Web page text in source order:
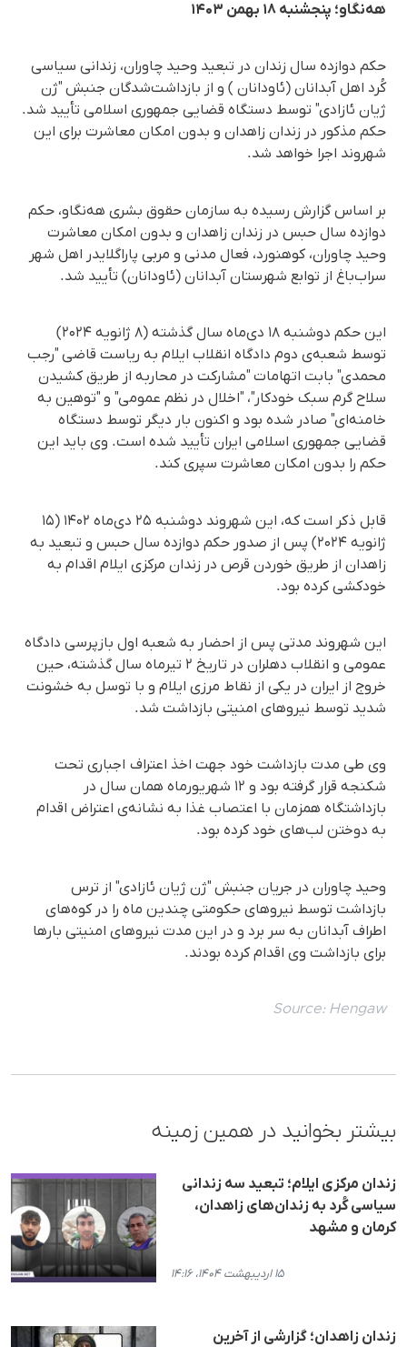
هەنگاو؛ پنجشنبه ۱٨ بهمن ۱۴۰۳
حکم دوازده سال زندان در تبعید وحید چاوران، زندانی سیاسی
کُرد اهل آبدانان (ئاودانان ) و از بازداشت‌شدگان جنبش "ژن
ژیان ئازادی" توسط دستگاه قضایی جمهوری اسلامی تأیید شد.
حکم مذکور در زندان زاهدان و بدون امکان معاشرت برای این
شهروند اجرا خواهد شد.
بر اساس گزارش رسیده به سازمان حقوق بشری هه‌نگاو، حکم
دوازده سال حبس در زندان زاهدان و بدون امکان معاشرت
وحید چاوران، کوهنورد، فعال مدنی و مربی پاراگلایدر اهل شهر
سراب‌باغ از توابع شهرستان آبدانان (ئاودانان) تأیید شد.
این حکم دوشنبه ۱۸ دی‌ماه سال گذشته (۸ ژانویه ۲۰۲۴)
توسط شعبه‌ی دوم دادگاه انقلاب ایلام به ریاست قاضی "رجب
محمدی" بابت اتهامات "مشارکت در محاربه از طریق کشیدن
سلاح گرم سبک خودکار"، "اخلال در نظم عمومی" و "توهین به
خامنه‌ای" صادر شده بود و اکنون بار دیگر توسط دستگاه
قضایی جمهوری اسلامی ایران تأیید شده است. وی باید این
حکم را بدون امکان معاشرت سپری کند.
قابل ذکر است که، این شهروند دوشنبه ۲۵ دی‌ماه ۱۴۰۲ (۱۵
ژانویه ۲۰۲۴) پس از صدور حکم دوازده سال حبس و تبعید به
زاهدان از طریق خوردن قرص در زندان مرکزی ایلام اقدام به
خودکشی کرده بود.
این شهروند مدتی پس از احضار به شعبه اول بازپرسی دادگاه
عمومی و انقلاب دهلران در تاریخ ۲ تیرماه سال گذشته، حین
خروج از ایران در یکی از نقاط مرزی ایلام و با توسل به خشونت
شدید توسط نیروهای امنیتی بازداشت شد.
وی طی مدت بازداشت خود جهت اخذ اعتراف اجباری تحت
شکنجه قرار گرفته بود و ۱۲ شهریورماه همان سال در
بازداشتگاه همزمان با اعتصاب غذا به نشانه‌ی اعتراض اقدام
به دوختن لب‌های خود کرده بود.
وحید چاوران در جریان جنبش "ژن ژیان ئازادی" از ترس
بازداشت توسط نیروهای حکومتی چندین ماه را در کوه‌های
اطراف آبدانان به سر برد و در این مدت نیروهای امنیتی بارها
برای بازداشت وی اقدام کرده بودند.
Source: Hengaw
بیشتر بخوانید در همین زمینه
زندان مرکزی ایلام؛ تبعید سه زندانی
سیاسی کُرد به زندان‌های زاهدان،
کرمان و مشهد
۱۵ اردیبهشت ۱۴۰۴، ۱۴:۱۶
زندان زاهدان؛ گزارشی از آخرین